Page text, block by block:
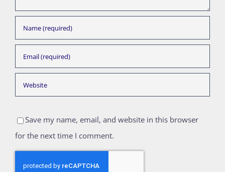
Save my name, email, and website in this browser
for the next time I comment.